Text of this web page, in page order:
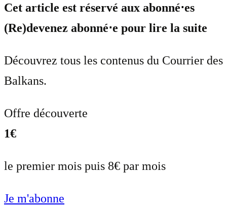
Cet article est réservé aux abonné⋅es
(Re)devenez abonné⋅e pour lire la suite
Découvrez tous les contenus du Courrier des
Balkans.
Offre découverte
1€
le premier mois puis 8€ par mois
Je m'abonne